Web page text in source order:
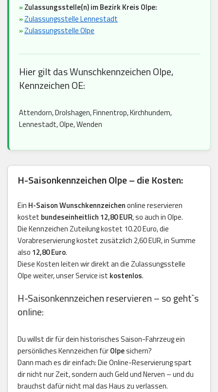
»Zulassungsstelle(n) im Bezirk Kreis Olpe:
»Zulassungsstelle Lennestadt
»Zulassungsstelle Olpe
Hier gilt das Wunschkennzeichen Olpe,
Kennzeichen OE:
Attendorn, Drolshagen, Finnentrop, Kirchhundem,
Lennestadt, Olpe, Wenden
H-Saisonkennzeichen Olpe – die Kosten:
Ein H-Saison Wunschkennzeichenonline reservieren
kostet bundeseinheitlich 12,80 EUR, so auch in Olpe.
Die Kennzeichen Zuteilung kostet 10.20 Euro, die
Vorabreservierung kostet zusätzlich 2,60 EUR, in Summe
also 12,80 Euro.
Diese Kosten leiten wir direkt an die Zulassungsstelle
Olpe weiter, unser Service ist kostenlos.
H-Saisonkennzeichen reservieren – so geht`s
online:
Du willst dir für dein historisches Saison-Fahrzeug ein
persönliches Kennzeichen fürOlpesichern?
Dann mach es dir einfach: Die Online-Reservierung spart
dir nicht nur Zeit, sondern auch Geld und Nerven – und du
brauchst dafür nicht mal das Haus zu verlassen.